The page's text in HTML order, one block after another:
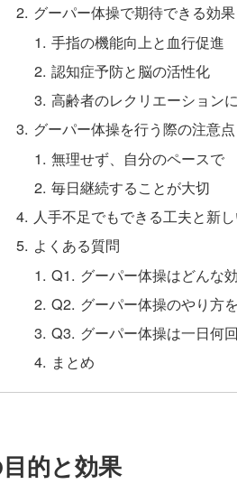
グーパー体操で期待できる効果
手指の機能向上と血行促進
認知症予防と脳の活性化
高齢者のレクリエーション
グーパー体操を行う際の注意点
無理せず、自分のペースで
毎日継続することが大切
人手不足でもできる工夫と新
よくある質問
Q1. グーパー体操はどんな
Q2. グーパー体操のやり方
Q3. グーパー体操は一日何
まとめ
的と効果